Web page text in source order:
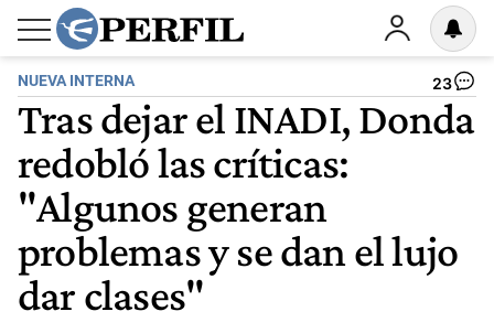
NUEVA INTERNA 23
Tras dejar el INADI, Donda
redobló las críticas:
"Algunos generan
problemas y se dan el lujo
dar clases"